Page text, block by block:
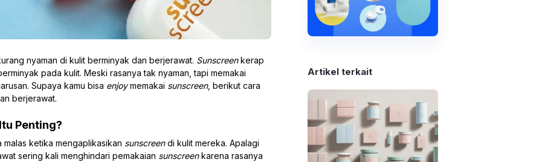
nyaman di kulit berminyak dan berjerawat. Sunscreenkerap
pada kulit. Meski rasanya tak nyaman, tapi memakai
Supaya kamu bisa enjoymemakai sunscreen, berikut cara
berjerawat.
Itu Penting?
ketika mengaplikasikan sunscreendi kulit mereka. Apalagi
sering kali menghindari pemakaian sunscreenkarena rasanya
Artikel terkait